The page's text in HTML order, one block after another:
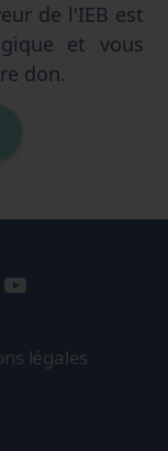
de l'IEB est
et vous
don.
légales